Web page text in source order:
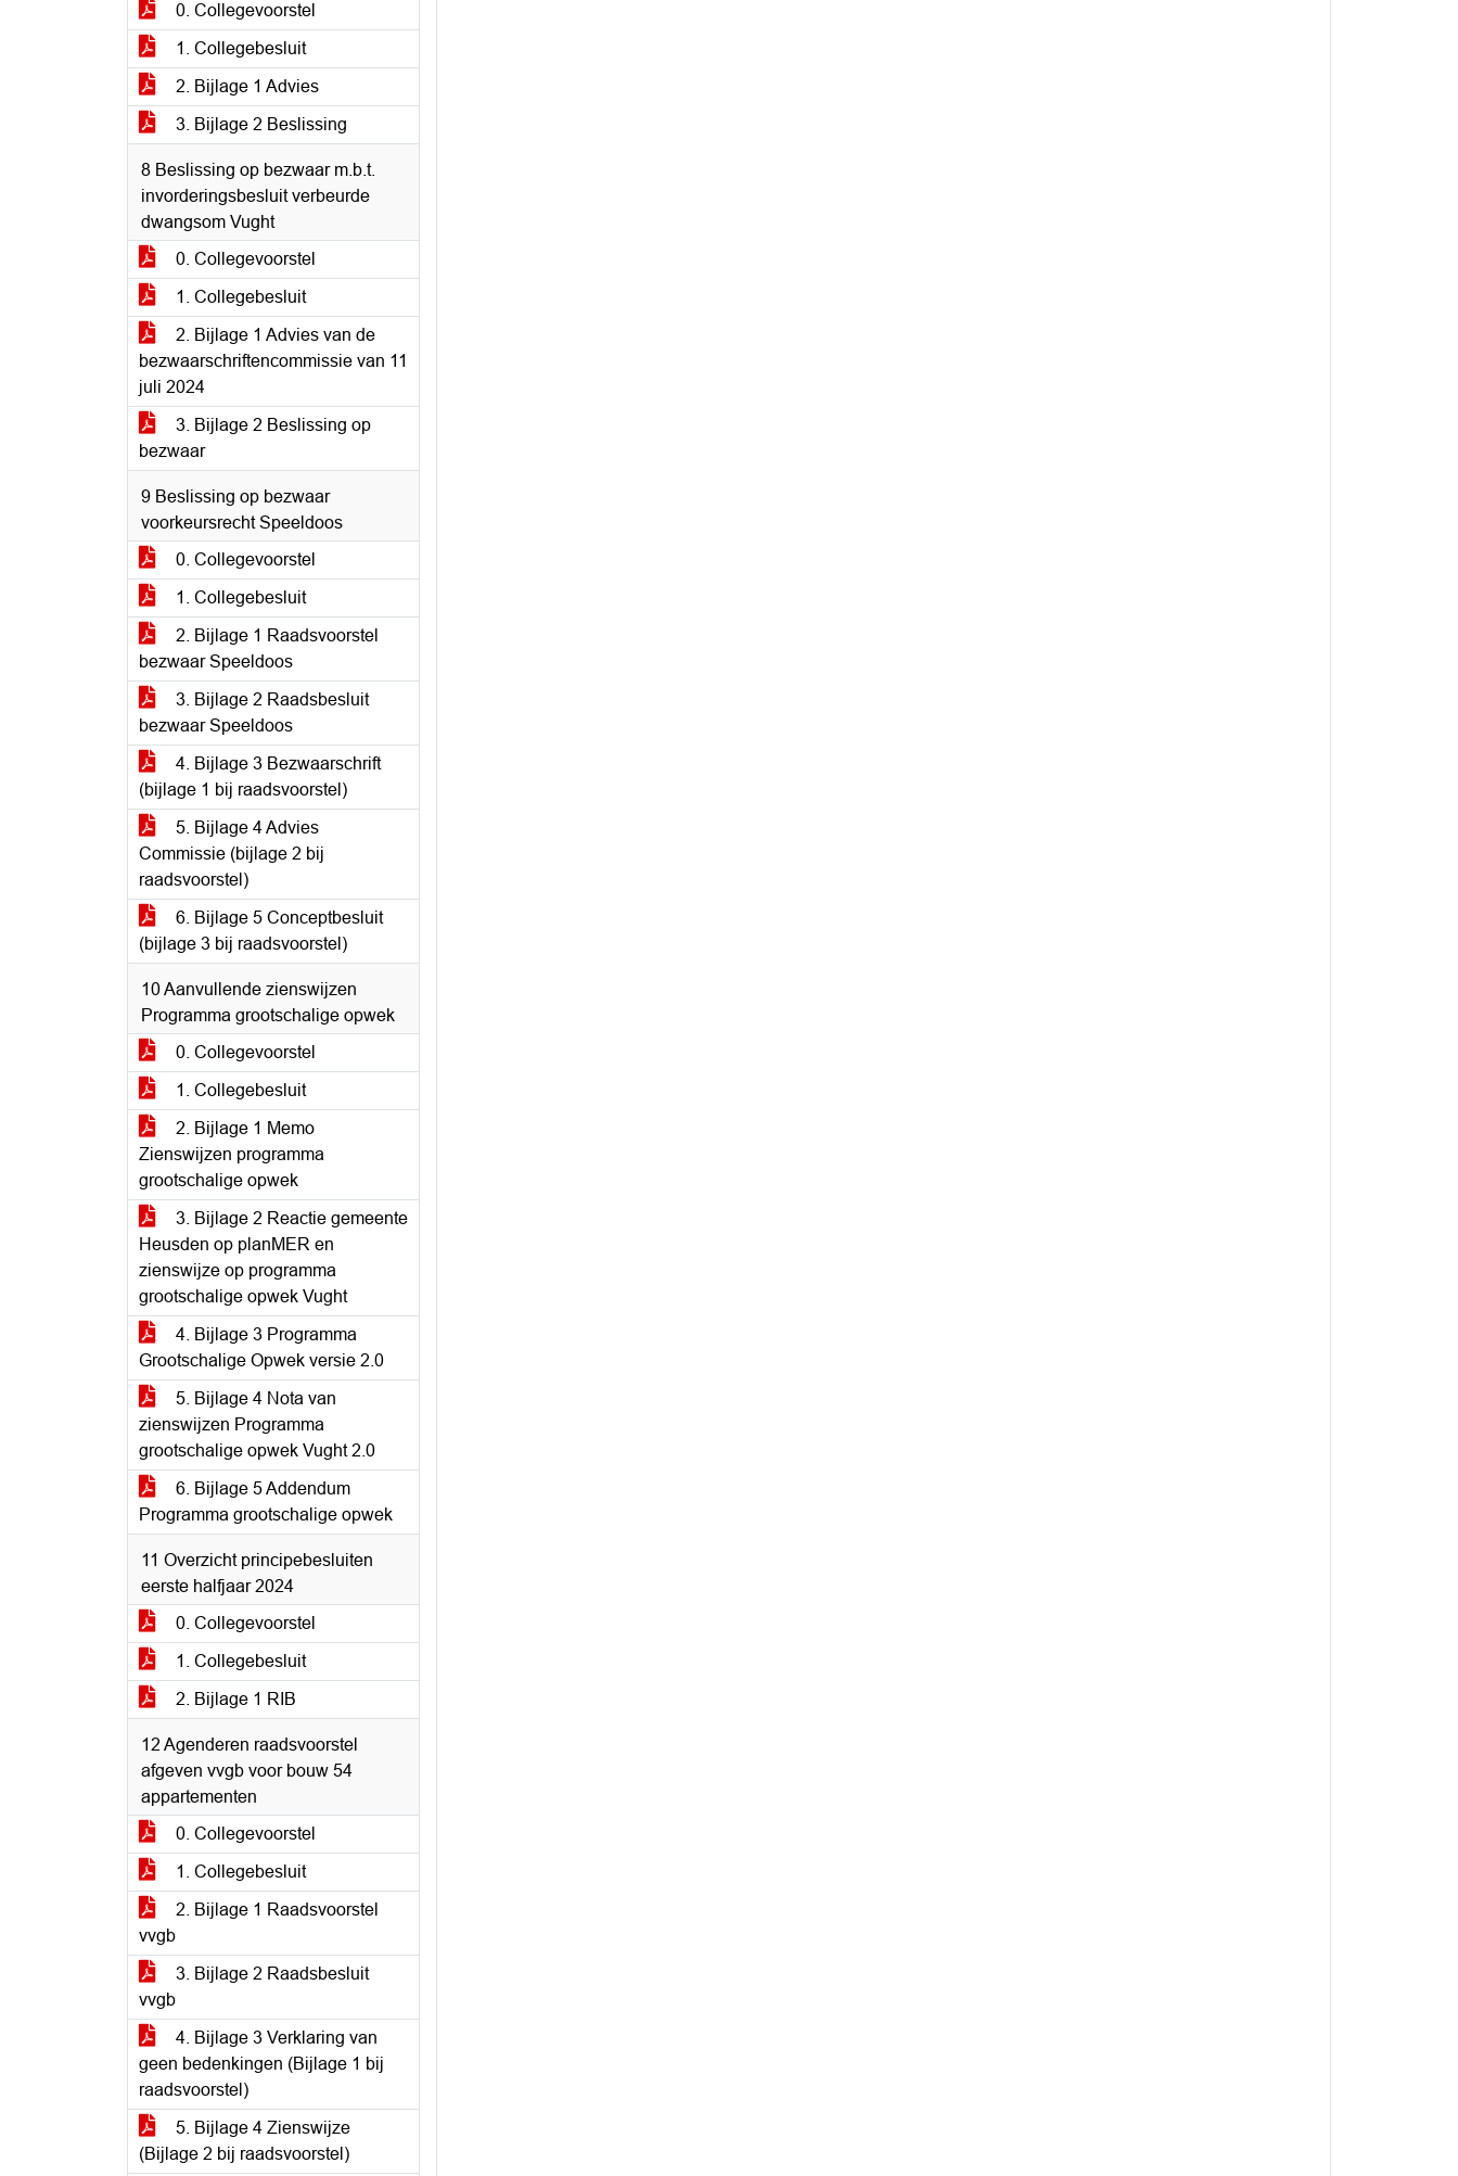
0. Collegevoorstel
1. Collegebesluit
2. Bijlage 1 Advies
3. Bijlage 2 Beslissing
8 Beslissing op bezwaar m.b.t.
invorderingsbesluit verbeurde
dwangsom Vught
0. Collegevoorstel
1. Collegebesluit
2. Bijlage 1 Advies van de
bezwaarschriftencommissie van 11
juli 2024
3. Bijlage 2 Beslissing op
bezwaar
9 Beslissing op bezwaar
voorkeursrecht Speeldoos
0. Collegevoorstel
1. Collegebesluit
2. Bijlage 1 Raadsvoorstel
bezwaar Speeldoos
3. Bijlage 2 Raadsbesluit
bezwaar Speeldoos
4. Bijlage 3 Bezwaarschrift
(bijlage 1 bij raadsvoorstel)
5. Bijlage 4 Advies
Commissie (bijlage 2 bij
raadsvoorstel)
6. Bijlage 5 Conceptbesluit
(bijlage 3 bij raadsvoorstel)
10 Aanvullende zienswijzen
Programma grootschalige opwek
0. Collegevoorstel
1. Collegebesluit
2. Bijlage 1 Memo
Zienswijzen programma
grootschalige opwek
3. Bijlage 2 Reactie gemeente
Heusden op planMER en
zienswijze op programma
grootschalige opwek Vught
4. Bijlage 3 Programma
Grootschalige Opwek versie 2.0
5. Bijlage 4 Nota van
zienswijzen Programma
grootschalige opwek Vught 2.0
6. Bijlage 5 Addendum
Programma grootschalige opwek
11 Overzicht principebesluiten
eerste halfjaar 2024
0. Collegevoorstel
1. Collegebesluit
2. Bijlage 1 RIB
12 Agenderen raadsvoorstel
afgeven vvgb voor bouw 54
appartementen
0. Collegevoorstel
1. Collegebesluit
2. Bijlage 1 Raadsvoorstel
vvgb
3. Bijlage 2 Raadsbesluit
vvgb
4. Bijlage 3 Verklaring van
geen bedenkingen (Bijlage 1 bij
raadsvoorstel)
5. Bijlage 4 Zienswijze
(Bijlage 2 bij raadsvoorstel)